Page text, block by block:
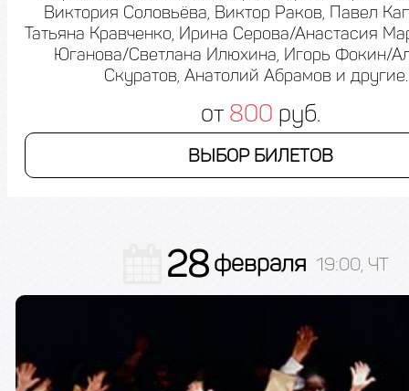
Виктория Соловьёва, Виктор Раков, Павел
Татьяна Кравченко, Ирина Серова/Анастасия
Юганова/Светлана Илюхина, Игорь Фокин/
Скуратов, Анатолий Абрамов и другие.
от 800 руб.
ВЫБОР БИЛЕТОВ
28 февраля 19:00, ЧТ